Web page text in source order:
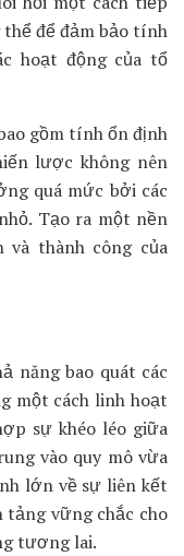
để đảm bảo tính
hoạt động của tổ
gồm tính ổn định
lược không nên
quá mức bởi các
Tạo ra một nền
thành công của
năng bao quát các
một cách linh hoạt
sự khéo léo giữa
vào quy mô vừa
lớn về sự liên kết
vững chắc cho
tương lai.